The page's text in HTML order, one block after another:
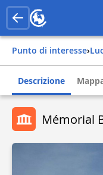
Punto di interesse›
Descrizione
Mémorial